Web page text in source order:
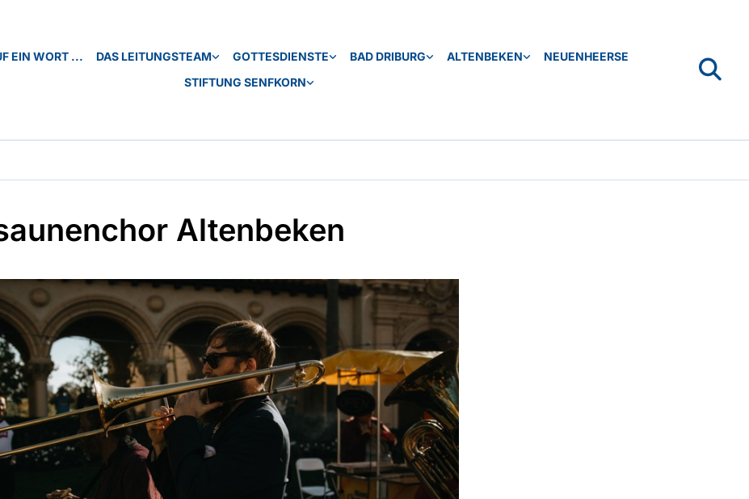
EIN WORT ... DAS LEITUNGSTEAM GOTTESDIENSTE BAD DRIBURG ALTENBEKEN
NEUENHEERSE
STIFTUNG SENFKORN
Altenbeken